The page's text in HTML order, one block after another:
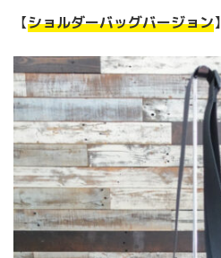
【ショルダーバッグバージョン】